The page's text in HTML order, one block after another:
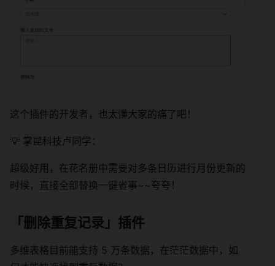
这个插件的开发者，也太懂大家的痛了吧！
💡 掌昆科技卢同学：
超级好用，在花名册中需要对多条日历进行月份更新的
时候，直接全部替换一键省事~~夸夸！
「 删除重复记录 」插件
多维表格目前能支持 5 万条数据，在茫茫数据中，如